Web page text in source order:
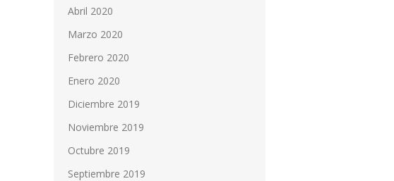
Abril 2020
Marzo 2020
Febrero 2020
Enero 2020
Diciembre 2019
Noviembre 2019
Octubre 2019
Septiembre 2019